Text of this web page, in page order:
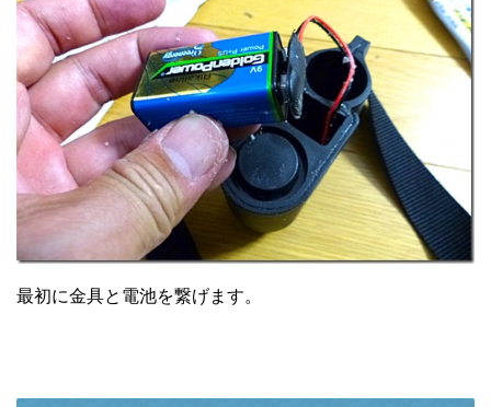
最初に金具と電池を繋げます。